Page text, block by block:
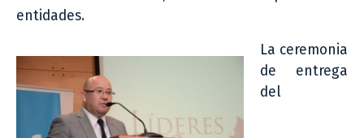
entidades.
La ceremonia
de entrega
del